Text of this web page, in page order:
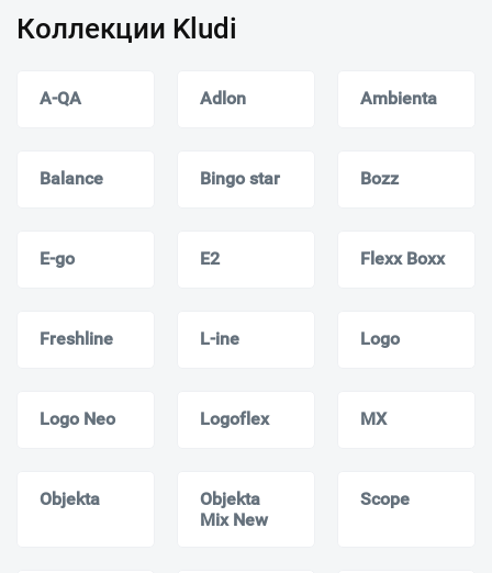
Коллекции Kludi
A-QA Adlon Ambienta
Balance Bingo star Bozz
E-go E2 Flexx Boxx
Freshline L-ine Logo
Logo Neo Logoflex MX
Objekta
Objekta
Mix New
Scope